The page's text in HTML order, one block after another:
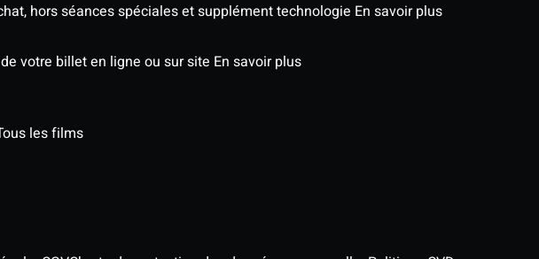
hors séances spéciales et supplément technologie En savoir plus
votre billet en ligne ou sur site En savoir plus
les films